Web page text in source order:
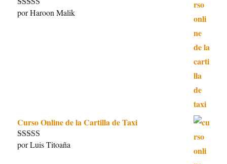
Valorado con
por Haroon Malik
Curso Online de la Cartilla de Taxi
Valorado con
por Luis Titoaña